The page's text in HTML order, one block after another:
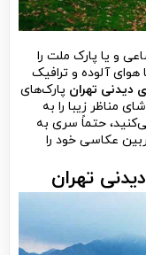
و یا پارک ملت را
آلوده و ترافیک
دیدنی تهران پارک‌های
مناظر زیبا را به
حتماً سری به
عکاسی خود را
تهران